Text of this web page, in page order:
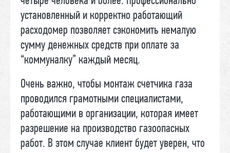
установленный и корректно работающий
расходомер позволяет сэкономить немалую
сумму денежных средств при оплате за
“коммуналку” каждый месяц.
Очень важно, чтобы монтаж счетчика газа
проводился грамотными специалистами,
работающими в организации, которая имеет
разрешение на производство газоопасных
работ. В этом случае клиент будет уверен, что